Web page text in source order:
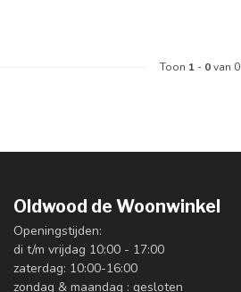
Toon 1 - 0van 0
Oldwood de Woonwinkel
Openingstijden:
di t/m vrijdag 10:00 - 17:00
zaterdag: 10:00-16:00
zondag & maandag : gesloten